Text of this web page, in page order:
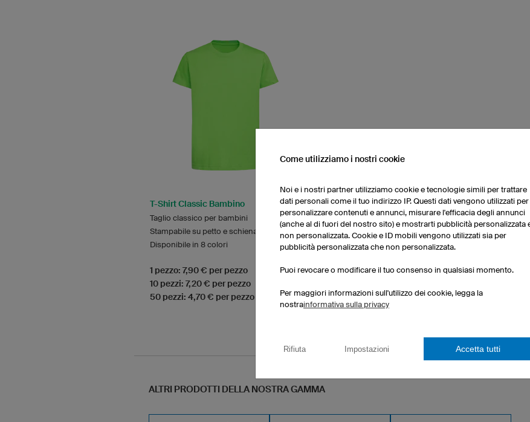
T-Shirt Classic Bambino
Taglio classico per bambini
Stampabile su petto e schiena
Disponibile in 8 colori
1 pezzo: 7,90 € per pezzo
10 pezzi: 7,20 € per pezzo
50 pezzi: 4,70 € per pezzo
ALTRI PRODOTTI DELLA NOSTRA GAMMA
Come utilizziamo i nostri cookie
Noi e i nostri partner utilizziamo cookie e tecnologie simili per trattare
dati personali come il tuo indirizzo IP. Questi dati vengono utilizzati per
personalizzare contenuti e annunci, misurare l'efficacia degli annunci
(anche al di fuori del nostro sito) e mostrarti pubblicità personalizzata
non personalizzata. Cookie e ID mobili vengono utilizzati sia per
pubblicità personalizzata che non personalizzata.
Puoi revocare o modificare il tuo consenso in qualsiasi momento.
Per maggiori informazioni sull'utilizzo dei cookie, legga la
nostrainformativa sulla privacy
Rifiuta Impostazioni Accetta tutti